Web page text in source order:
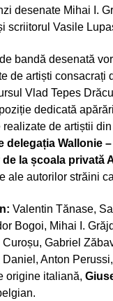
desenate Mihai I.
scriitorul Vasile
bandă desenată
de artiști
Vlad Tepes
dedicată
de artiștii
delegația Wallonie
la școala privată
ale autorilor străini
Valentin Tănase,
Bogoi, Mihai I.
Gabriel
Anton
origine italiană,